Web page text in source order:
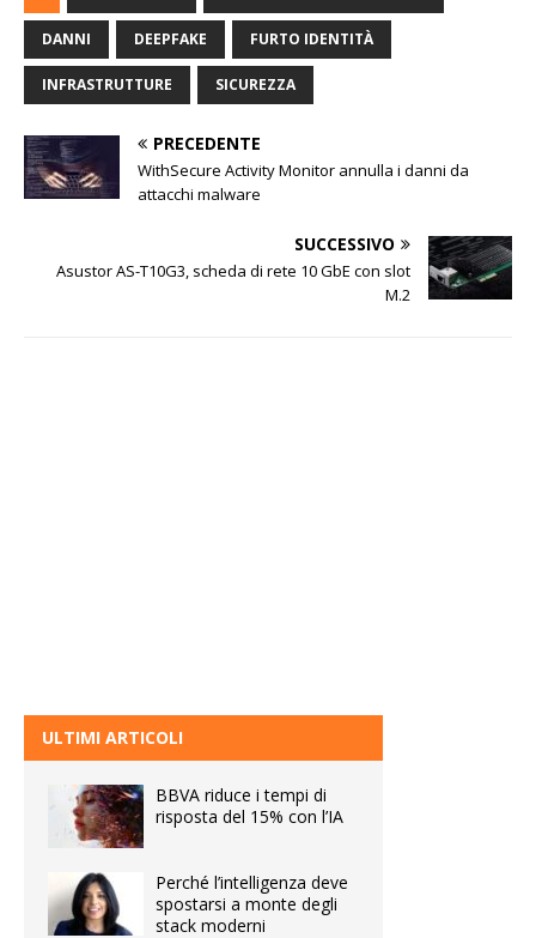
DANNI DEEPFAKE FURTO IDENTITÀ
INFRASTRUTTURE SICUREZZA
PRECEDENTE
WithSecure Activity Monitor annulla i danni da
attacchi malware
SUCCESSIVO
Asustor AS-T10G3, scheda di rete 10 GbE con slot
M.2
ULTIMI ARTICOLI
BBVA riduce i tempi di
risposta del 15% con l’IA
Perché l’intelligenza deve
spostarsi a monte degli
stack moderni